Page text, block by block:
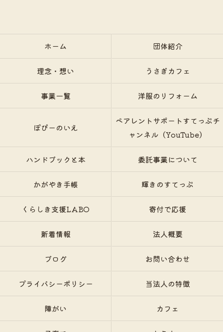
ホーム 団体紹介
理念・想い うさぎカフェ
事業一覧 洋服のリフォーム
ぽぴーのいえ
ペアレントサポートすてっぷチ
ャンネル（YouTube）
ハンドブックと本 委託事業について
かがやき手帳 輝きのすてっぷ
くらしき支援LABO 寄付で応援
新着情報 法人概要
ブログ お問い合わせ
プライバシーポリシー 当法人の特徴
障がい カフェ